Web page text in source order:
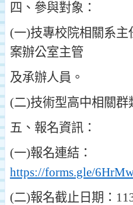
四 、 參與對象 ：
(一)技專校院相關系主
案辦公室主管
及承辦人員 。
(二)技術型高中相關群
五 、 報名資訊 ：
(一)報名連結 ：
https://forms.gle/
(二)報名截止日期 ：